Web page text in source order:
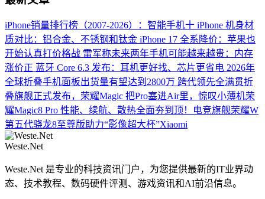
iPhone销量排行榜（2007-2026）：智能手机十 iPhone 机身材
质对比：铝合金、不锈钢和钛金 iPhone 17 全系降价：苹果也
开始认真打价格战 雷军称未来两年手机可能越来越贵：内存
涨价正 蓝牙 Core 6.3 发布：耳机更好找、芯片更省电 2026年
全球折叠手机面板出货量有望达到2800万 跨代领先全满贯折
叠旗舰正式发布，荣耀Magic 把Pro塞进Air里，惊叹小薄机荣
耀Magic8 Pro 性能、续航、散热全面夯到顶！电竞旗舰荣耀W
第五代骁龙8至尊版助力“影像超大杯”Xiaomi
Weste.Net
Weste.Net 是专业的科技资讯门户，为您提供最新的IT业界动
态、技术教程、数码硬件评测、游戏资讯和AI前沿信息。